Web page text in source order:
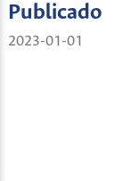
Publicado
2023-01-01